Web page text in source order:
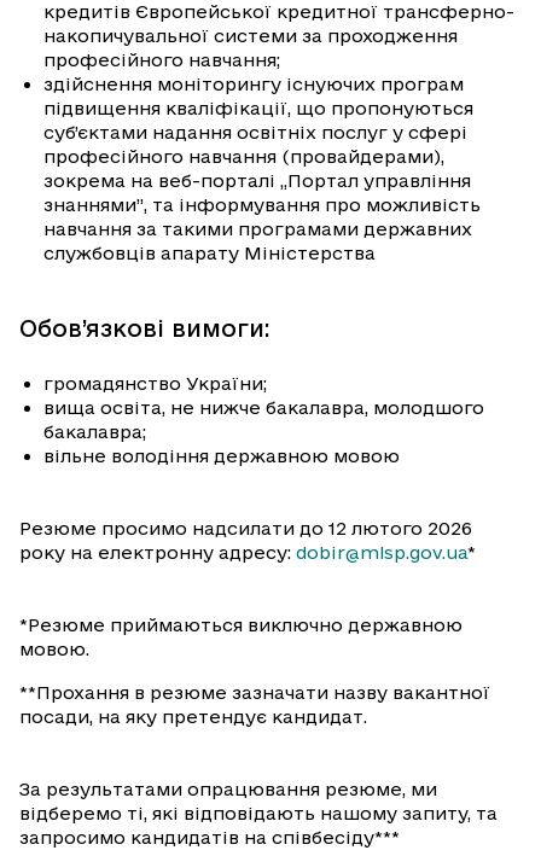
кредитів Європейської кредитної трансферно-
накопичувальної системи за проходження
професійного навчання;
здійснення моніторингу існуючих програм
підвищення кваліфікації, що пропонуються
суб’єктами надання освітніх послуг у сфері
професійного навчання (провайдерами),
зокрема на веб-порталі „Портал управління
знаннями”, та інформування про можливість
навчання за такими програмами державних
службовців апарату Міністерства
Обов’язкові вимоги:
громадянство України;
вища освіта, не нижче бакалавра, молодшого
бакалавра;
вільне володіння державною мовою
Резюме просимо надсилати до 12 лютого 2026
року на електронну адресу: dobir@mlsp.gov.ua*
*Резюме приймаються виключно державною
мовою.
**Прохання в резюме зазначати назву вакантної
посади, на яку претендує кандидат.
За результатами опрацювання резюме, ми
відберемо ті, які відповідають нашому запиту, та
запросимо кандидатів на співбесіду***